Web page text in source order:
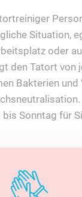
Situation,
oder
den Tatort von
Bakterien und
Sonntag für